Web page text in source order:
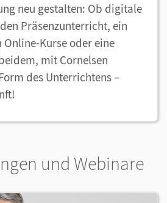
neu gestalten: Ob digitale
Präsenzunterricht, ein
Kurse oder eine
mit Cornelsen
des Unterrichtens –
und Webinare